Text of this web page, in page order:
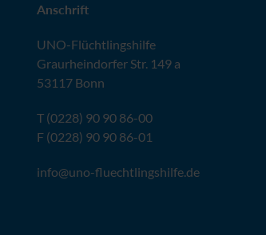
Anschrift
UNO-Flüchtlingshilfe
Graurheindorfer Str. 149 a
53117 Bonn
T (0228) 90 90 86-00
F (0228) 90 90 86-01
info@uno-fluechtlingshilfe.de